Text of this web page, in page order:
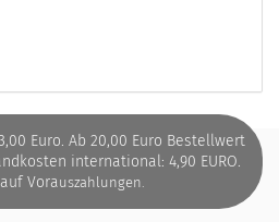
Euro. Ab 20,00 Euro Bestellwert
international: 4,90 EURO.
Vorauszahlungen.